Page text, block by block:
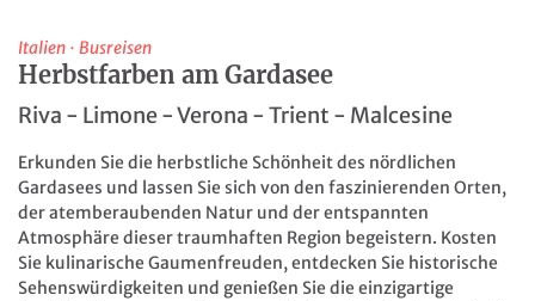
Italien · Busreisen
Herbstfarben am Gardasee
Riva - Limone - Verona - Trient - Malcesine
Erkunden Sie die herbstliche Schönheit des nördlichen
Gardasees und lassen Sie sich von den faszinierenden Orten,
der atemberaubenden Natur und der entspannten
Atmosphäre dieser traumhaften Region begeistern. Kosten
Sie kulinarische Gaumenfreuden, entdecken Sie historische
Sehenswürdigkeiten und genießen Sie die einzigartige